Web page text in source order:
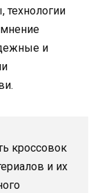
технологии
и
кроссовок
и их